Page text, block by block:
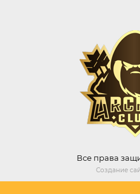
Все права
Создание